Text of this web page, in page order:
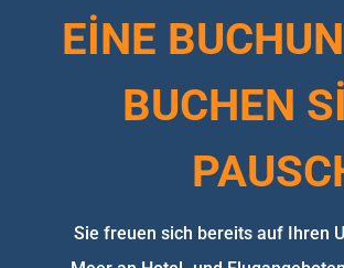
EİNE
BUCHEN
Sie freuen sich bereits auf Ihren